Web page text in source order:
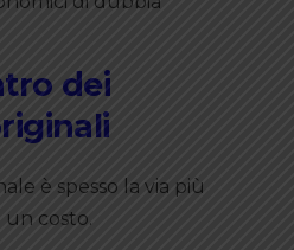
dei
è spesso la via più
un costo.